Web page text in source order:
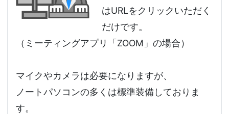
はURLをクリックいただく
だけです。
（ミーティングアプリ「ZOOM」の場合）
マイクやカメラは必要になりますが、
ノートパソコンの多くは標準装備しておりま
す。